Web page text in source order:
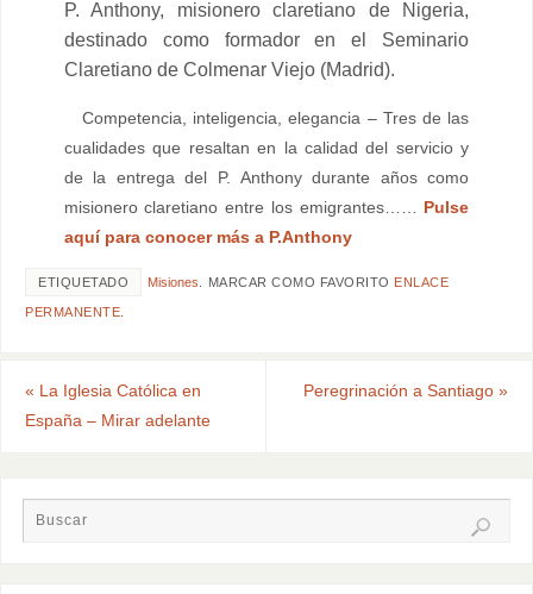
P. Anthony, misionero claretiano de Nigeria,
destinado como formador en el Seminario
Claretiano de Colmenar Viejo (Madrid).
Competencia, inteligencia, elegancia – Tres de las
cualidades que resaltan en la calidad del servicio y
de la entrega del P. Anthony durante años como
misionero claretiano entre los emigrantes……
Pulse
aquí para conocer más a P.Anthony
ETIQUETADO Misiones MARCAR COMO FAVORITO ENLACE
PERMANENTE
« La Iglesia Católica en
España – Mirar adelante
Peregrinación a Santiago »